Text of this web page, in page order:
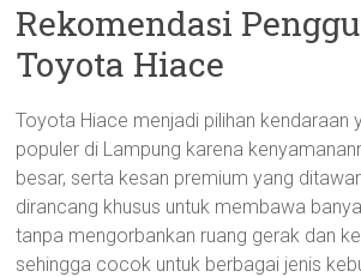
Rekomendasi
Toyota Hiace
Toyota Hiace menjadi pilihan kendaraan
populer di Lampung karena
besar, serta kesan premium yang
dirancang khusus untuk membawa
tanpa mengorbankan ruang gerak dan
sehingga cocok untuk berbagai jenis